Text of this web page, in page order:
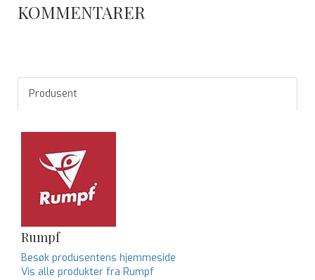
KOMMENTARER
Produsent
Rumpf
Besøk produsentens hjemmeside
Vis alle produkter fra Rumpf